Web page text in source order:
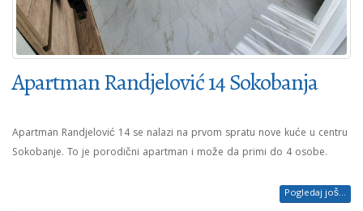
Apartman Randjelović 14 Sokobanja
Apartman Randjelović 14 se nalazi na prvom spratu nove kuće u centru
Sokobanje. To je porodični apartman i može da primi do 4 osobe.
Pogledaj još...